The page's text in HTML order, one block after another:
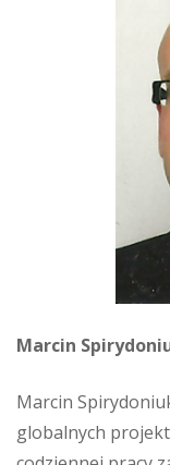
Marcin
Marcin
globalnych